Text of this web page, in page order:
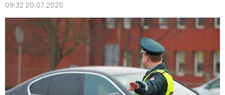
09:32 20.07.2020